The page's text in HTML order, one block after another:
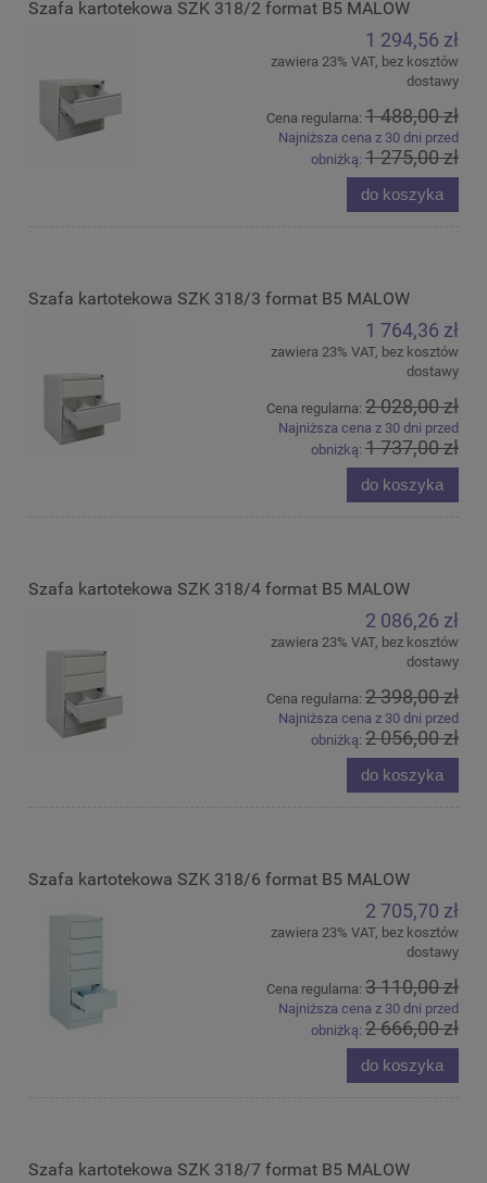
Szafa kartotekowa SZK 318/2 format B5 MALOW
1 294,56 zł
zawiera 23% VAT, bez kosztów
dostawy
Cena regularna: 1 488,00 zł
Najniższa cena z 30 dni przed
obniżką: 1 275,00 zł
do koszyka
Szafa kartotekowa SZK 318/3 format B5 MALOW
1 764,36 zł
zawiera 23% VAT, bez kosztów
dostawy
Cena regularna: 2 028,00 zł
Najniższa cena z 30 dni przed
obniżką: 1 737,00 zł
do koszyka
Szafa kartotekowa SZK 318/4 format B5 MALOW
2 086,26 zł
zawiera 23% VAT, bez kosztów
dostawy
Cena regularna: 2 398,00 zł
Najniższa cena z 30 dni przed
obniżką: 2 056,00 zł
do koszyka
Szafa kartotekowa SZK 318/6 format B5 MALOW
2 705,70 zł
zawiera 23% VAT, bez kosztów
dostawy
Cena regularna: 3 110,00 zł
Najniższa cena z 30 dni przed
obniżką: 2 666,00 zł
do koszyka
Szafa kartotekowa SZK 318/7 format B5 MALOW